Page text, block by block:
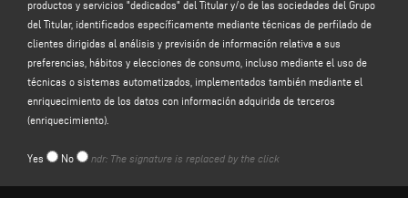
este formulario, por ejemplo, para obtener información sobre los productos o
servicios ofrecidos (incluido el envío de invitaciones gratuitas y material
informativo de la empresa), y para obtener una cotización, etc.; la base legal
para este propósito es el interés legítimo del Controlador en el sentido del
artículo 6, apartado 1, letra f), del GDPR para ser identificado en la expectativa
razonable de que usted esperaría que sus datos personales fueran
procesados por el Controlador para responder a su solicitud de contacto;
b) enviarle comunicaciones promocionales sobre los servicios y productos
productos y servicios "dedicados" del Titular y/o de las sociedades del Grupo
del Titular, identificados específicamente mediante técnicas de perfilado de
clientes dirigidas al análisis y previsión de información relativa a sus
preferencias, hábitos y elecciones de consumo, incluso mediante el uso de
técnicas o sistemas automatizados, implementados también mediante el
enriquecimiento de los datos con información adquirida de terceros
(enriquecimiento).
Yes No ndr: The signature is replaced by the click